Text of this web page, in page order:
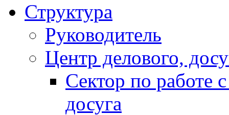
Структура
Руководитель
Центр делового,
Сектор по работе
досуга